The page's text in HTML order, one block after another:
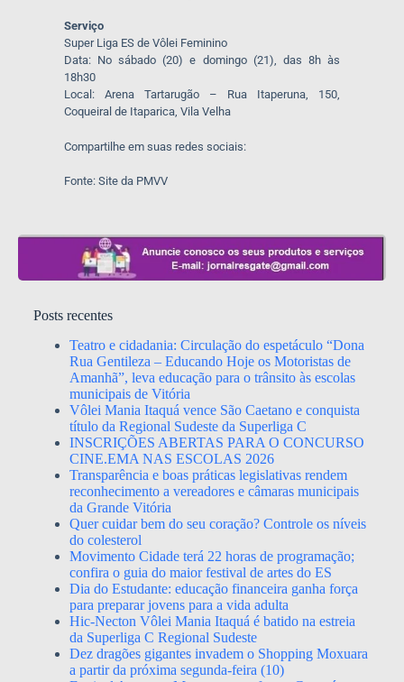
Serviço
Super Liga ES de Vôlei Feminino
Data: No sábado (20) e domingo (21), das 8h às
18h30
Local: Arena Tartarugão – Rua Itaperuna, 150,
Coqueiral de Itaparica, Vila Velha
Compartilhe em suas redes sociais:
Fonte: Site da PMVV
Posts recentes
Teatro e cidadania: Circulação do espetáculo “Dona
Rua Gentileza – Educando Hoje os Motoristas de
Amanhã”, leva educação para o trânsito às escolas
municipais de Vitória
Vôlei Mania Itaquá vence São Caetano e conquista
título da Regional Sudeste da Superliga C
INSCRIÇÕES ABERTAS PARA O CONCURSO
CINE.EMA NAS ESCOLAS 2026
Transparência e boas práticas legislativas rendem
reconhecimento a vereadores e câmaras municipais
da Grande Vitória
Quer cuidar bem do seu coração? Controle os níveis
do colesterol
Movimento Cidade terá 22 horas de programação;
confira o guia do maior festival de artes do ES
Dia do Estudante: educação financeira ganha força
para preparar jovens para a vida adulta
Hic-Necton Vôlei Mania Itaquá é batido na estreia
da Superliga C Regional Sudeste
Dez dragões gigantes invadem o Shopping Moxuara
a partir da próxima segunda-feira (10)